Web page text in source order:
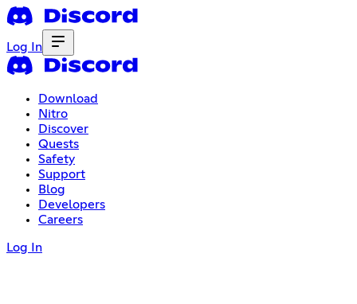
Log In
Download
Nitro
Discover
Quests
Safety
Support
Blog
Developers
Careers
Log In